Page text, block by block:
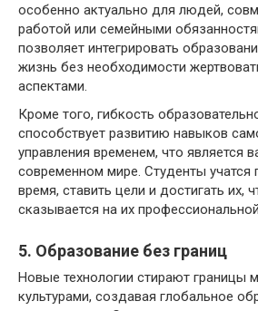
особенно актуально для людей,
работой или семейными
позволяет интегрировать
жизнь без необходимости
аспектами.
Кроме того, гибкость
способствует развитию навыков
управления временем, что является
современном мире. Студенты учатся
время, ставить цели и достигать их,
сказывается на их
5. Образование без границ
Новые технологии стирают границы
культурами, создавая глобальное